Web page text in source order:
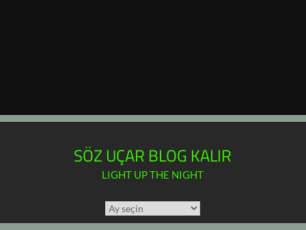
SÖZ UÇAR BLOG KALIR
LIGHT UP THE NIGHT
TÜM
YAZILAR